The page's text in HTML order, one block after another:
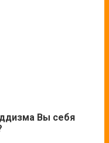
Вы себя